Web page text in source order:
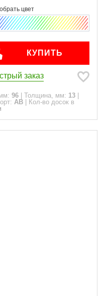
КУПИТЬ
заказ
96 Толщина, мм: 13
АВ
Кол-во досок в